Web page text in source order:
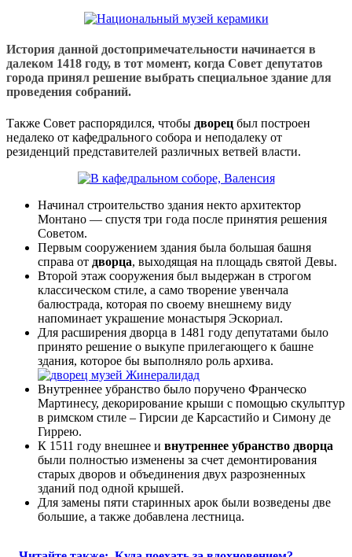
История данной достопримечательности начинается в
далеком 1418 году, в тот момент, когда Совет депутатов
города принял решение выбрать специальное здание для
проведения собраний.
Также Совет распорядился, чтобы дворец был построен
недалеко от кафедрального собора и неподалеку от
резиденций представителей различных ветвей власти.
Начинал строительство здания некто архитектор
Монтано — спустя три года после принятия решения
Советом.
Первым сооружением здания была большая башня
справа от дворца, выходящая на площадь святой Девы.
Второй этаж сооружения был выдержан в строгом
классическом стиле, а само творение увенчала
балюстрада, которая по своему внешнему виду
напоминает украшение монастыря Эскориал.
Для расширения дворца в 1481 году депутатами было
принято решение о выкупе прилегающего к башне
здания, которое бы выполняло роль архива.
Внутреннее убранство было поручено Франческо
Мартинесу, декорирование крыши с помощью скульптур
в римском стиле – Гирсии де Карсастийо и Симону де
Гиррею.
К 1511 году внешнее и внутреннее убранство дворца
были полностью изменены за счет демонтирования
старых дворов и объединения двух разрозненных
зданий под одной крышей.
Для замены пяти старинных арок были возведены две
большие, а также добавлена лестница.